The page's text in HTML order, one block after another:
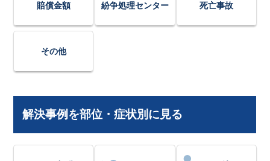
賠償金額 紛争処理センター 死亡事故
その他
解決事例を部位・症状別に見る